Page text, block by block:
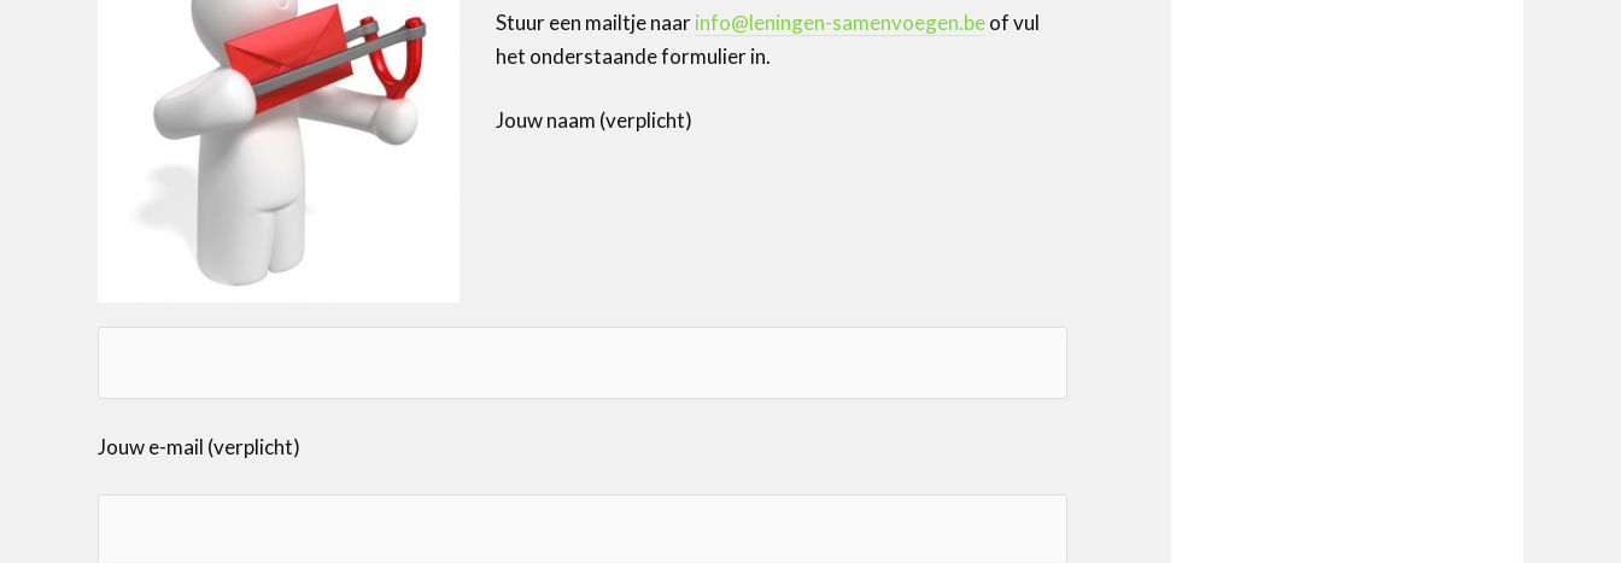
Stuur een mailtje naarinfo@leningen-samenvoegen.beof vul
het onderstaande formulier in.
Jouw naam (verplicht)
Jouw e-mail (verplicht)